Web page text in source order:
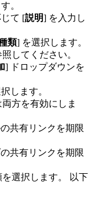
。
て [説明] を入力し
類] を選択します。
照してください。
] ドロップダウンを
します。
方を有効にしま
共有リンクを期限
共有リンクを期限
選択します。 以下